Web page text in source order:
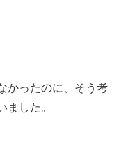
かったのに、そう考
ました。